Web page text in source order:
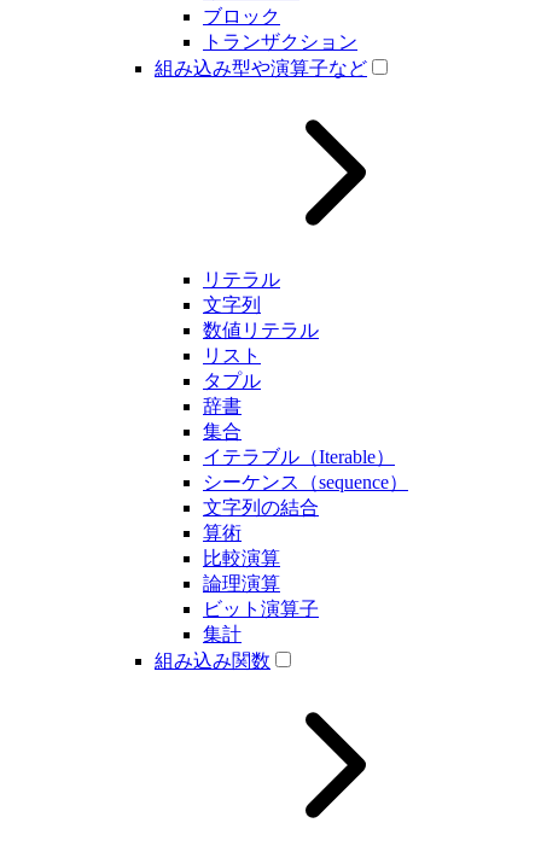
ブロック
トランザクション
組み込み型や演算子など
リテラル
文字列
数値リテラル
リスト
タプル
辞書
集合
イテラブル（Iterable）
シーケンス（sequence）
文字列の結合
算術
比較演算
論理演算
ビット演算子
集計
組み込み関数